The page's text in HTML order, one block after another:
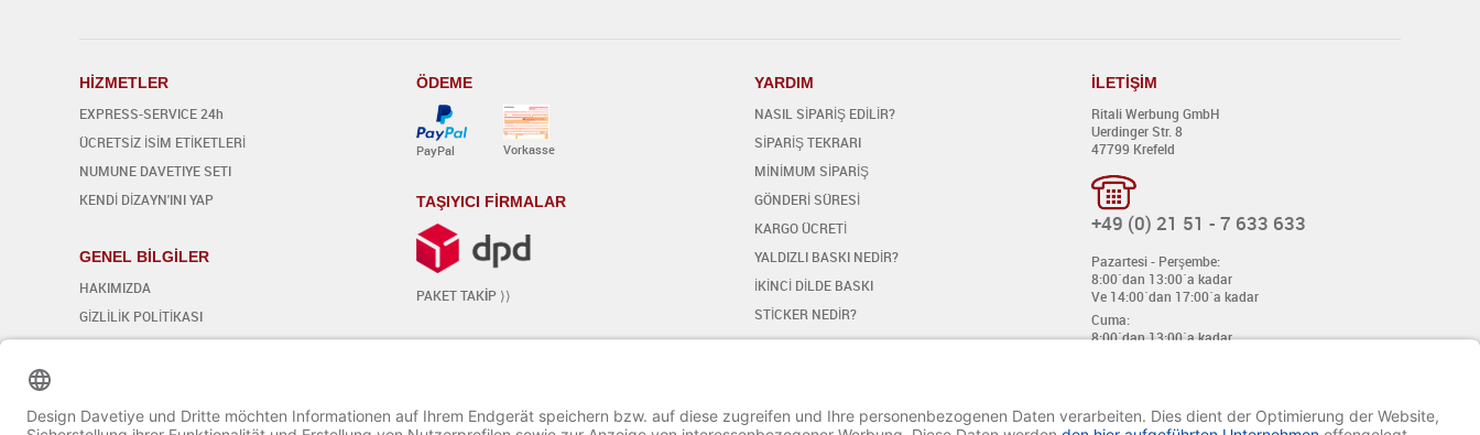
HİZMETLER
EXPRESS-SERVICE 24h
ÜCRETSİZ İSİM ETİKETLERİ
NUMUNE DAVETIYE SETI
KENDİ DİZAYN'INI YAP
GENEL BİLGİLER
HAKIMIZDA
GİZLİLİK POLİTİKASI
GENEL ŞART VE KOŞULLAR
ÖDEME
PayPal Vorkasse
TAŞIYICI FİRMALAR
PAKET TAKİP ⟩⟩
YARDIM
NASIL SİPARİŞ EDİLİR?
SİPARİŞ TEKRARI
MİNİMUM SİPARİŞ
GÖNDERİ SÜRESİ
KARGO ÜCRETİ
YALDIZLI BASKI NEDİR?
İKİNCİ DİLDE BASKI
STİCKER NEDİR?
ŞİİR EKLE / DEĞİŞTİR
İLETİŞİM
Ritali Werbung GmbH
Uerdinger Str. 8
47799 Krefeld
+49 (0) 21 51 - 7 633 633
Pazartesi - Perşembe:
8:00´dan 13:00´a kadar
Ve 14:00´dan 17:00´a kadar
Cuma:
8:00´dan 13:00´a kadar
Fax: 0049 2151 - 7 633 655